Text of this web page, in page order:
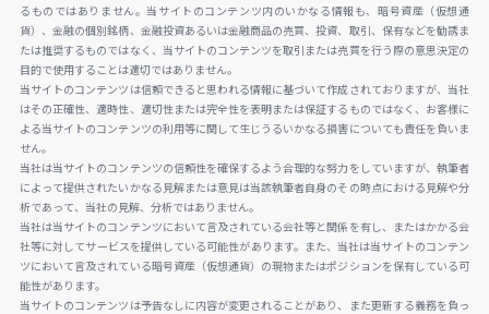
るものではありません。当サイトのコンテンツ内のいかなる情報も、暗号資産（仮想通
貨）、金融の個別銘柄、金融投資あるいは金融商品の売買、投資、取引、保有などを勧誘ま
たは推奨するものではなく、当サイトのコンテンツを取引または売買を行う際の意思決定の
目的で使用することは適切ではありません。
当サイトのコンテンツは信頼できると思われる情報に基づいて作成されておりますが、当社
はその正確性、適時性、適切性または完全性を表明または保証するものではなく、お客様に
よる当サイトのコンテンツの利用等に関して生じうるいかなる損害についても責任を負いま
せん。
当社は当サイトのコンテンツの信頼性を確保するよう合理的な努力をしていますが、執筆者
によって提供されたいかなる見解または意見は当該執筆者自身のその時点における見解や分
析であって、当社の見解、分析ではありません。
当社は当サイトのコンテンツにおいて言及されている会社等と関係を有し、またはかかる会
社等に対してサービスを提供している可能性があります。また、当社は当サイトのコンテン
ツにおいて言及されている暗号資産（仮想通貨）の現物またはポジションを保有している可
能性があります。
当サイトのコンテンツは予告なしに内容が変更されることがあり、また更新する義務を負っ